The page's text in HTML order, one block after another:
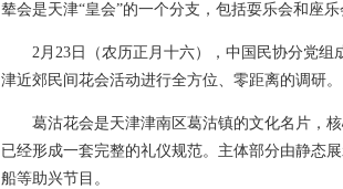
辇会是天津“皇会”的一个分支，包括耍乐会和座
2月23日（农历正月十六），中国民协分党
津近郊民间花会活动进行全方位、零距离的调研。
葛沽花会是天津津南区葛沽镇的文化名片，
已经形成一套完整的礼仪规范。主体部分由静态
船等助兴节目。